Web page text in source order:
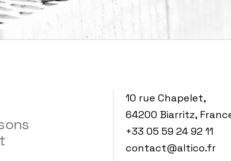
10 rue Chapelet,
64200 Biarritz,
+33 05 59 24 92 11
contact@altico.fr